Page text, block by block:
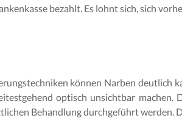
bezahlt. Es lohnt sich, sich
können Narben deutlich
optisch unsichtbar machen.
Behandlung durchgeführt werden.